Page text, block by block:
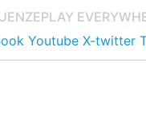
PLAY
Youtube X-twitter